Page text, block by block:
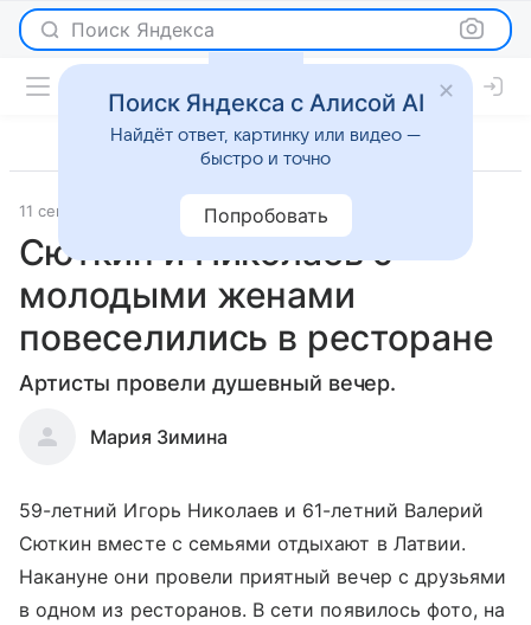
Поиск Яндекса
11 сентября 2019 Светская жизнь
Сюткин и Николаев с
молодыми женами
повеселились в ресторане
Артисты провели душевный вечер.
Мария Зимина
59-летний Игорь Николаев и 61-летний Валерий
Сюткин вместе с семьями отдыхают в Латвии.
Накануне они провели приятный вечер с друзьями
в одном из ресторанов. В сети появилось фото, на
Поиск Яндекса с Алисой AI
Найдёт ответ, картинку или видео —
быстро и точно
Попробовать